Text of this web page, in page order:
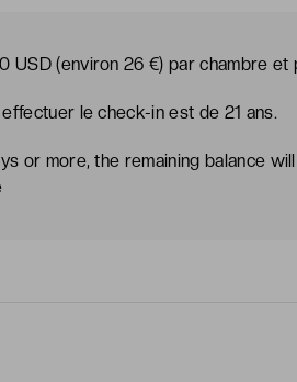
USD (environ 26 €) par chambre
le check-in est de 21 ans.
or more, the remaining balance